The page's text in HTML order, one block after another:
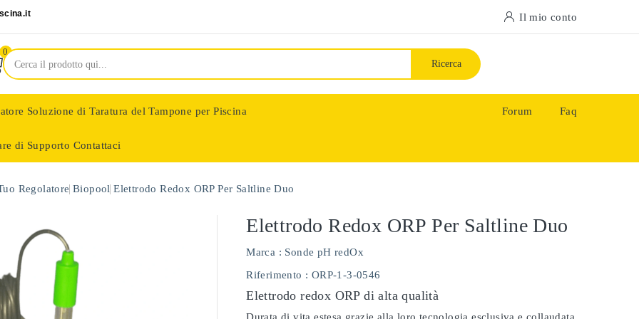
Il mio conto
0
Ricerca
Soluzione di Taratura del Tampone per Piscina
di Supporto Contattaci
Forum Faq
Regolatore Biopool Elettrodo Redox ORP Per Saltline Duo
Elettrodo Redox ORP Per Saltline Duo
Marca : Sonde pH redOx
Riferimento : ORP-1-3-0546
Elettrodo redox ORP di alta qualità